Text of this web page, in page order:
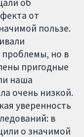
об
от
пользе.
проблемы, но в
пригодные
наша
очень низкой.
уверенность
в
о значимой